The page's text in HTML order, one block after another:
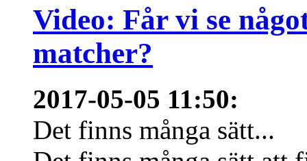
Video: Får vi se
matcher?
2017-05-05 11:50:
Det finns många sätt...